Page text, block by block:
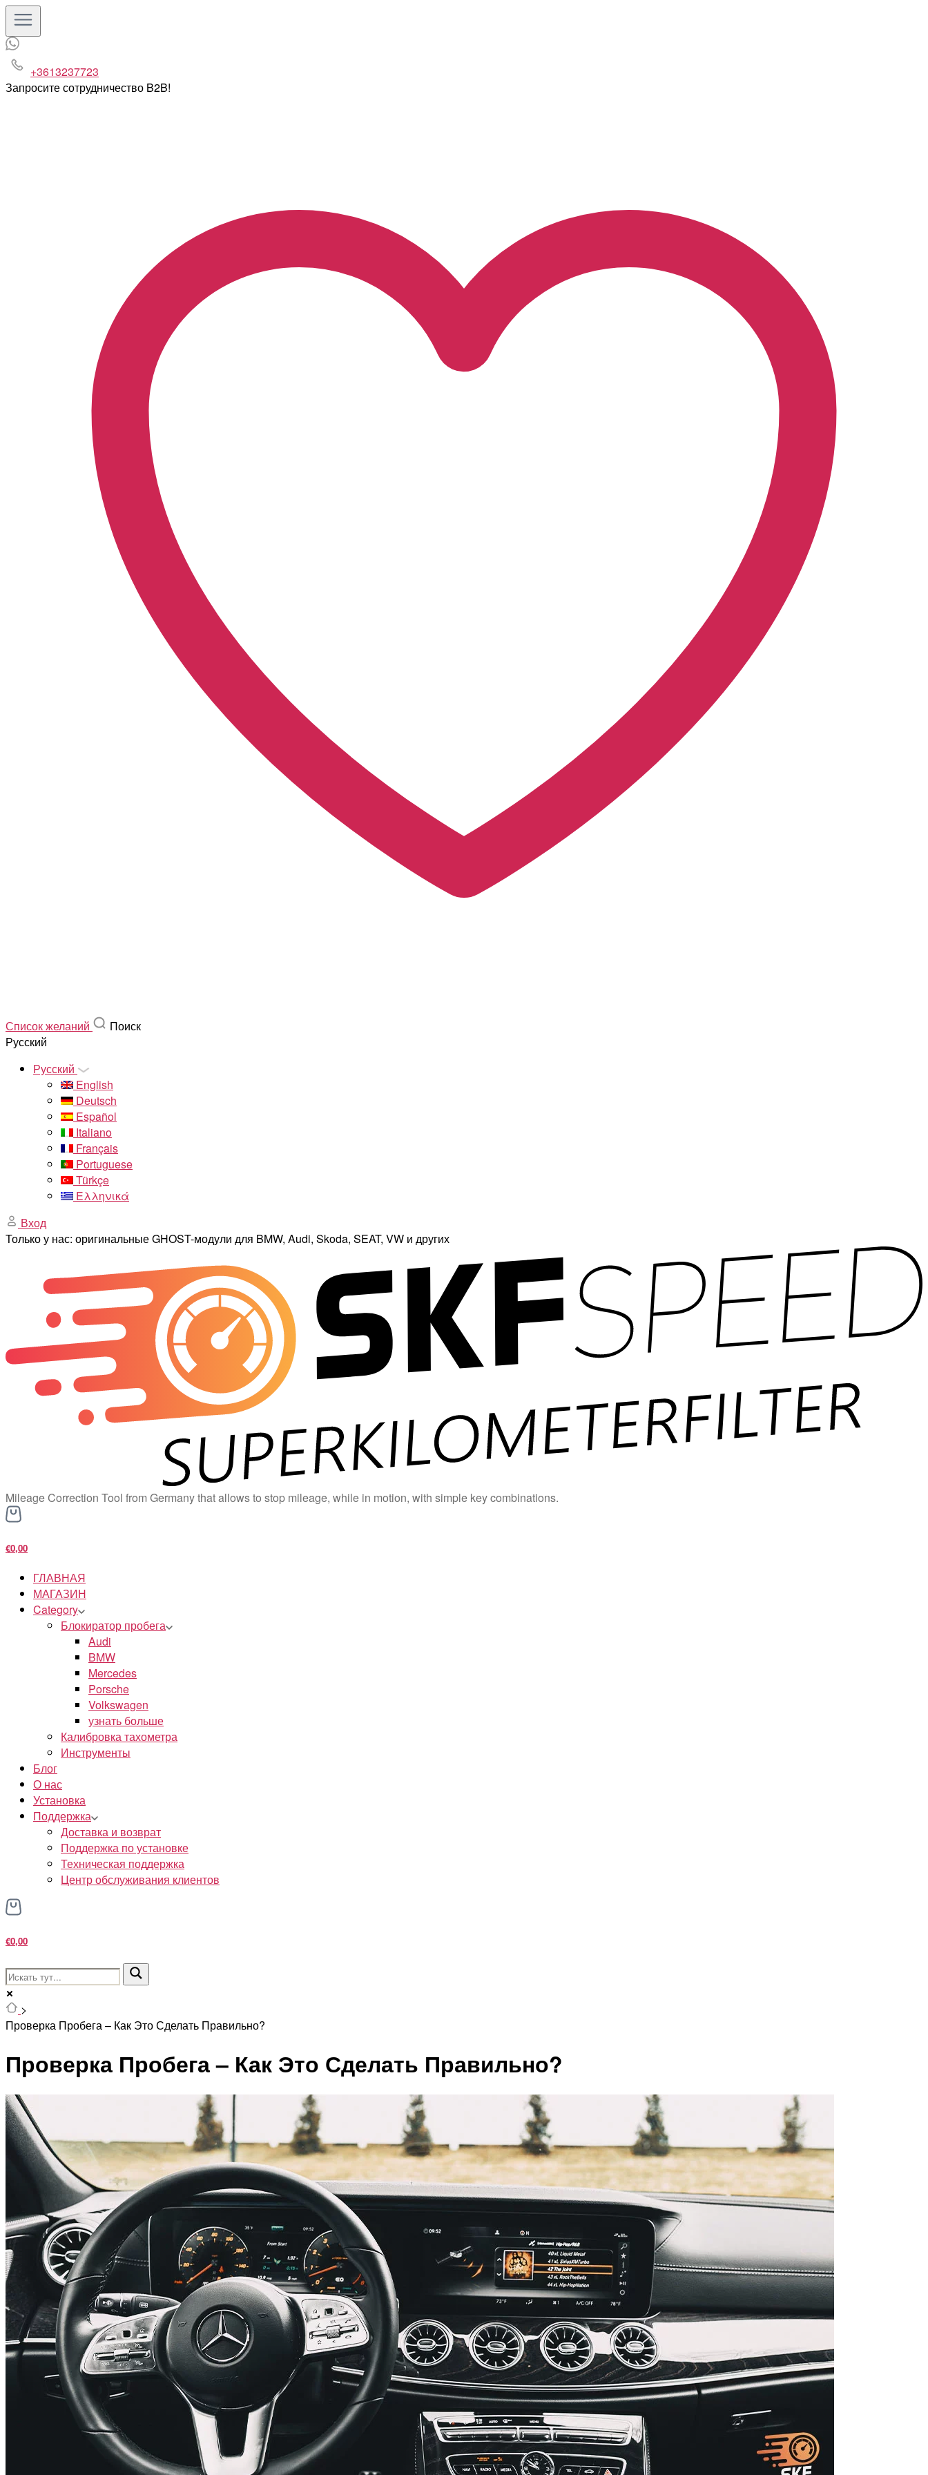
+3613237723
Запросите сотрудничество B2B!
Список желаний
Поиск
Русский
Русский
English
Deutsch
Español
Italiano
Français
Portuguese
Türkçe
Ελληνικά
Вход
Только у нас: оригинальные GHOST-модули для BMW, Audi, Skoda, SEAT, VW и других
Mileage Correction Tool from Germany that allows to stop mileage, while in motion, with simple key combinations.
€0,00
ГЛАВНАЯ
МАГАЗИН
Category
Блокиратор пробега
Audi
BMW
Mercedes
Porsche
Volkswagen
узнать больше
Калибровка тахометра
Инструменты
Блог
О нас
Установка
Поддержка
Доставка и возврат
Поддержка по установке
Техническая поддержка
Центр обслуживания клиентов
€0,00
>
Проверка Пробега – Как Это Сделать Правильно?
Проверка Пробега – Как Это Сделать Правильно?